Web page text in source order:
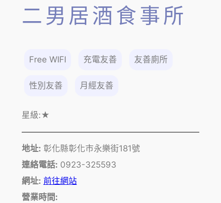
二男居酒食事所
Free WIFI 充電友善 友善廁所
性別友善 月經友善
星級:★
地址: 彰化縣彰化市永樂街181號
連絡電話: 0923-325593
網址: 前往網站
營業時間: